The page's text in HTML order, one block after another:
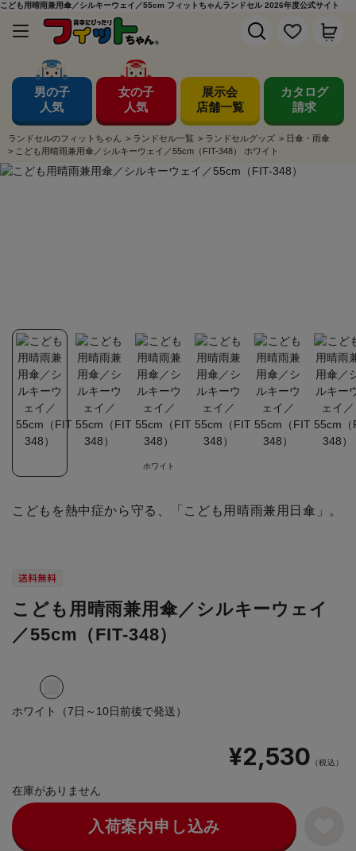
こども用晴雨兼用傘／シルキーウェイ／55cm フィットちゃんランドセル 2026年度公式サイト
男の子
人気
女の子
人気
展示会
店舗一覧
カタログ
請求
ランドセルのフィットちゃん > ランドセル一覧 > ランドセルグッズ > 日傘・雨傘
> こども用晴雨兼用傘／シルキーウェイ／55cm（FIT-348） ホワイト
ホワイト
こどもを熱中症から守る、「こども用晴雨兼用日傘」。
こども用晴雨兼用傘／シルキーウェイ
／55cm（FIT-348）
ホワイト（7日～10日前後で発送）
¥2,530 （税込）
入荷案内申し込み
在庫がありません